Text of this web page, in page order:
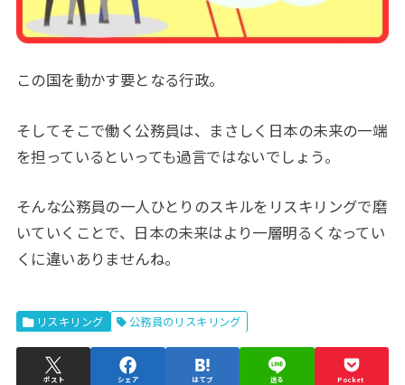
この国を動かす要となる行政。
そしてそこで働く公務員は、まさしく日本の未来の一端
を担っているといっても過言ではないでしょう。
そんな公務員の一人ひとりのスキルをリスキリングで磨
いていくことで、日本の未来はより一層明るくなってい
くに違いありませんね。
リスキリング 公務員のリスキリング
ポスト シェア はてブ 送る Pocket